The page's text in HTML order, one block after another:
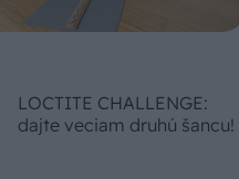
LOCTITE CHALLENGE:
dajte veciam druhú šancu!